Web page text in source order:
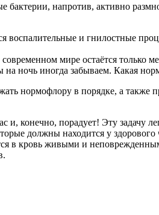
бактерии, напротив, активно
воспалительные и гнилостные
мире остаётся только
на ночь иногда забываем. Какая
нормофлору в порядке, а также
и, конечно, порадует! Эту задачу
должны находится у здорового
в кровь живыми и